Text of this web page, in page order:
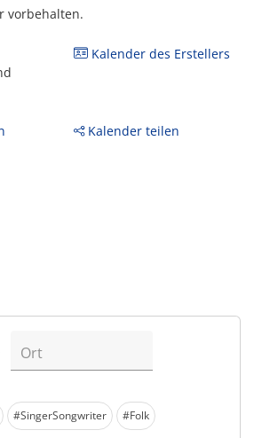
vorbehalten.
Kalender des Erstellers
Kalender teilen
#SingerSongwriter #Folk